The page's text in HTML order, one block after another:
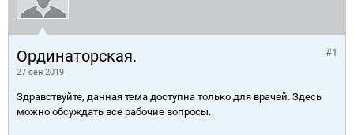
Ординаторская.
27 сен 2019
#1
Здравствуйте, данная тема доступна только для врачей. Здесь
можно обсуждать все рабочие вопросы.